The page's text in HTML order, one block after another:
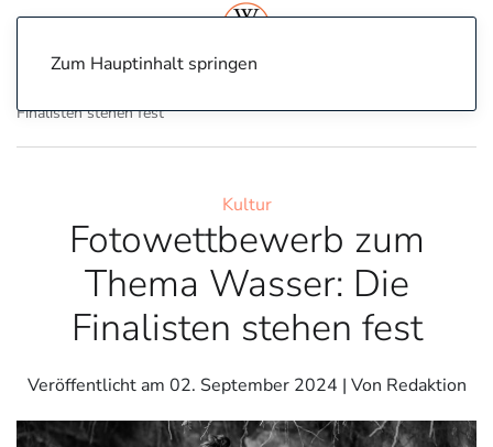
Zum Hauptinhalt springen
Finalisten stehen fest
Kultur
Fotowettbewerb zum
Thema Wasser: Die
Finalisten stehen fest
Veröffentlicht am 02. September 2024 | Von Redaktion